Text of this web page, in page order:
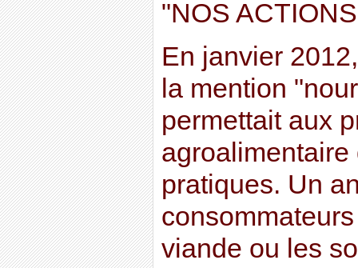
"NOS
En janvier
la mention
permettait aux
pratiques. Un
viande ou les